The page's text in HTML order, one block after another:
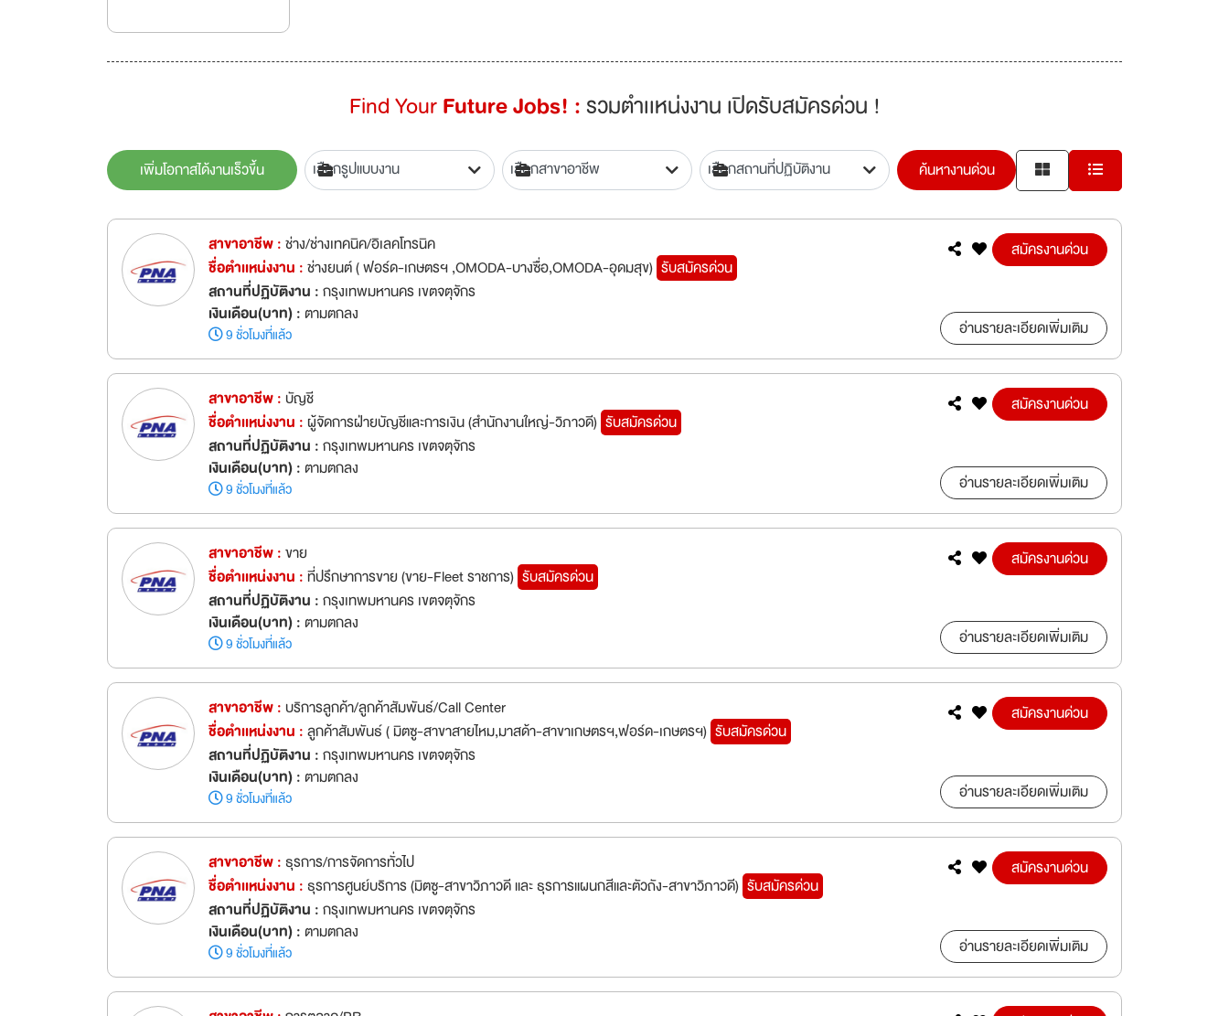
Find YourFuture Jobs! :รวมตำเเหน่งงาน เปิดรับสมัครด่วน !
เพิ่มโอกาสได้งานเร็วขึ้น ค้นหางานด่วน
สาขาอาชีพ :ช่าง/ช่างเทคนิค/อิเลคโทรนิค
ชื่อตำเเหน่งงาน :ช่างยนต์ ( ฟอร์ด-เกษตรฯ ,OMODA-บางซื่อ,OMODA-อุดมสุข) รับสมัครด่วน
สถานที่ปฏิบัติงาน :กรุงเทพมหานคร เขตจตุจักร
เงินเดือน(บาท) :ตามตกลง
9 ชั่วโมงที่แล้ว
สมัครงานด่วน
อ่านรายละเอียดเพิ่มเติม
สาขาอาชีพ :บัญชี
ชื่อตำเเหน่งงาน :ผู้จัดการฝ่ายบัญชีและการเงิน (สำนักงานใหญ่-วิภาวดี) รับสมัครด่วน
สถานที่ปฏิบัติงาน :กรุงเทพมหานคร เขตจตุจักร
เงินเดือน(บาท) :ตามตกลง
9 ชั่วโมงที่แล้ว
สมัครงานด่วน
อ่านรายละเอียดเพิ่มเติม
สาขาอาชีพ :ขาย
ชื่อตำเเหน่งงาน :ที่ปรึกษาการขาย (ขาย-Fleet ราชการ) รับสมัครด่วน
สถานที่ปฏิบัติงาน :กรุงเทพมหานคร เขตจตุจักร
เงินเดือน(บาท) :ตามตกลง
9 ชั่วโมงที่แล้ว
สมัครงานด่วน
อ่านรายละเอียดเพิ่มเติม
สาขาอาชีพ :บริการลูกค้า/ลูกค้าสัมพันธ์/Call Center
ชื่อตำเเหน่งงาน :ลูกค้าสัมพันธ์ ( มิตซู-สาขาสายไหม,มาสด้า-สาขาเกษตรฯ,ฟอร์ด-เกษตรฯ) รับสมัครด่วน
สถานที่ปฏิบัติงาน :กรุงเทพมหานคร เขตจตุจักร
เงินเดือน(บาท) :ตามตกลง
9 ชั่วโมงที่แล้ว
สมัครงานด่วน
อ่านรายละเอียดเพิ่มเติม
สาขาอาชีพ : ธุรการ/การจัดการทั่วไป
ชื่อตำเเหน่งงาน : ธุรการศูนย์บริการ (มิตซู-สาขาวิภาวดี และ ธุรการแผนกสีและตัวถัง-สาขาวิภาวดี) รับสมัครด่วน
สถานที่ปฏิบัติงาน :กรุงเทพมหานคร เขตจตุจักร
เงินเดือน(บาท) :ตามตกลง
9 ชั่วโมงที่แล้ว
สมัครงานด่วน
อ่านรายละเอียดเพิ่มเติม